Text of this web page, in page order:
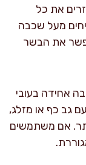
את כל
מעל שכבה
את הבשר
אחידה בעובי
עם גב כף או מזלג,
אם משתמשים